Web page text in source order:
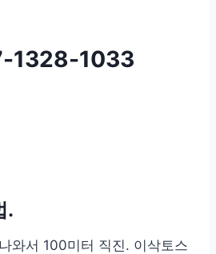
1328-1033
.
와서 100미터 직진. 이삭토스